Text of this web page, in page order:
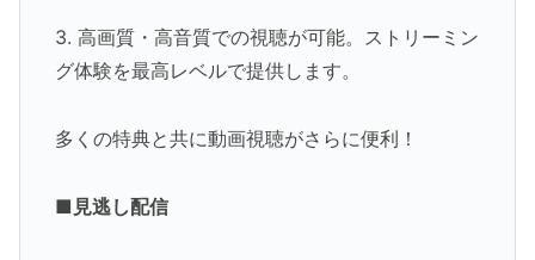
3. 高画質・高音質での視聴が可能。ストリーミン
グ体験を最高レベルで提供します。
多くの特典と共に動画視聴がさらに便利！
■見逃し配信